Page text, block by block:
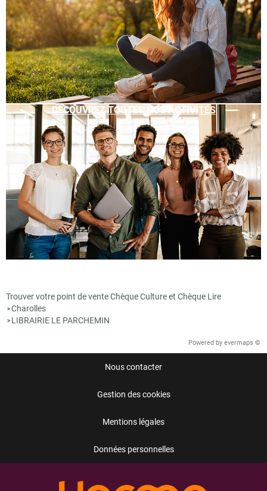
DÉCOUVREZ TOUTES NOS ACTIVITÉS
Trouver votre point de vente Chèque Culture et Chèque Lire
>Charolles
> LIBRAIRIE LE PARCHEMIN
Powered by evermaps ©
Nous contacter
Gestion des cookies
Mentions légales
Données personnelles